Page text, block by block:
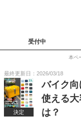
受付中
本ペ
最終更新日：2026/03/18
決定
バイク
使える
は？